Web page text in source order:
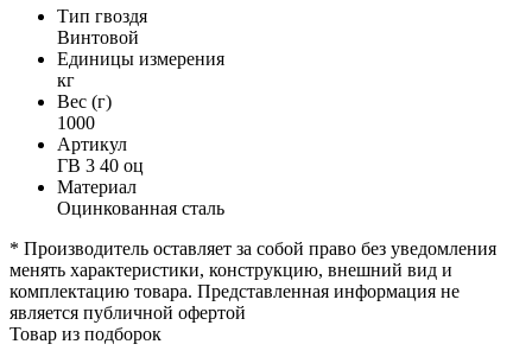
Тип гвоздя
Винтовой
Единицы измерения
кг
Вес (г)
1000
Артикул
ГВ 3 40 оц
Материал
Оцинкованная сталь
* Производитель оставляет за собой право без уведомления
менять характеристики, конструкцию, внешний вид и
комплектацию товара. Представленная информация не
является публичной офертой
Товар из подборок